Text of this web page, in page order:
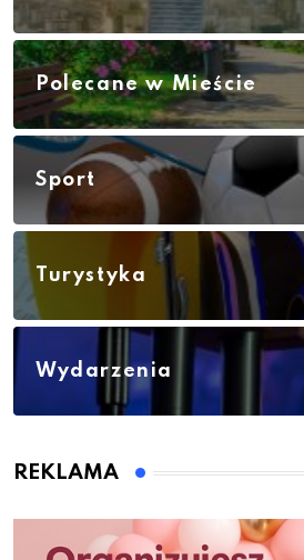
Polecane w Mieście
Sport
Turystyka
Wydarzenia
REKLAMA